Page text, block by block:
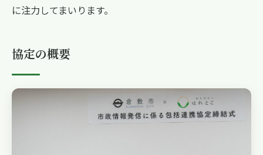
に注力してまいります。
協定の概要